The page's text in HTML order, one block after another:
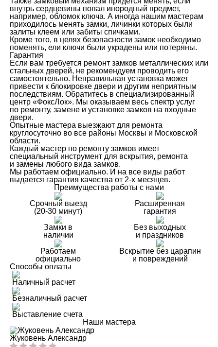
внутрь сердцевины попал инородный предмет,
например, обломок ключа. А иногда нашим мастерам
приходилось менять замки, личинки которых были
залиты клеем или забиты спичками.
Кроме того, в целях безопасности замок необходимо
поменять, ели ключи были украдены или потеряны.
Гарантия
Если вам требуется ремонт замков металлических или
стальных дверей, не рекомендуем проводить его
самостоятельно. Неправильная установка может
привести к блокировке двери и другим неприятным
последствиям. Обратитесь в специализированный
центр «ФоксЛок». Мы оказываем весь спектр услуг
по ремонту, замене и установке замков на входные
двери.
Опытные мастера выезжают для ремонта
круглосуточно во все районы Москвы и Московской
области.
Каждый мастер по ремонту замков имеет
специальный инструмент для вскрытия, ремонта
и замены любого вида замков.
Мы работаем официально. И на все виды работ
выдается гарантия качества от 2-х месяцев.
Преимущества работы с нами
Срочный выезд
(20-30 минут)
Расширенная
гарантия
Замки в
наличии
Без выходных
и праздников
Работаем
официально
Вскрытие без царапин
и повреждений
Способы оплаты
Наличный расчет
Безналичный расчет
Выставление счета
Наши мастера
Жуковень Александр